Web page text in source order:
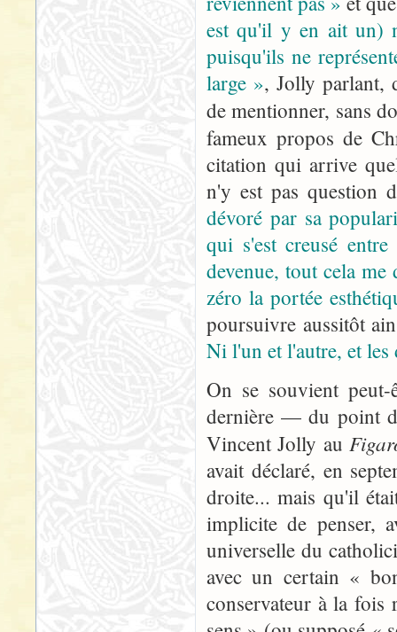
est qu'il y en ait un)
puisqu'ils ne
large », Jolly parlant,
de mentionner, sans
fameux propos de
citation qui arrive
n'y est pas question
dévoré par sa
qui s'est creusé
devenue, tout cela
zéro la portée
poursuivre aussitôt
Ni l'un et l'autre, et les
On se souvient
dernière — du point
Vincent Jolly au
avait déclaré, en
droite... mais qu'il
implicite de penser,
universelle du
avec un certain «
conservateur à la fois